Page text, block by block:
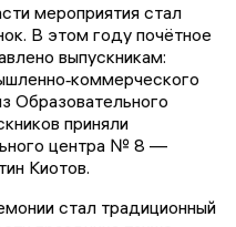
мероприятия стал
В этом году почётное
выпускникам:
Образовательного
приняли
центра № 8 —
Киотов.
стал традиционный